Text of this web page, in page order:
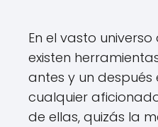
En el vasto
existen
antes y un
cualquier
de ellas, quizás la